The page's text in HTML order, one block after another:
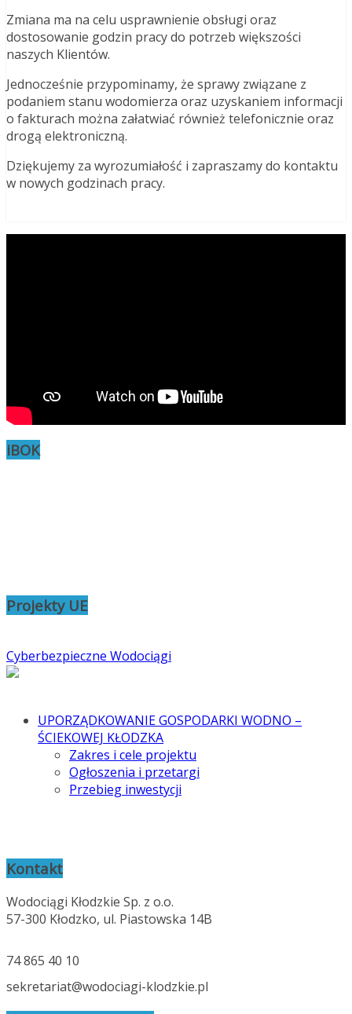
Zmiana ma na celu usprawnienie obsługi oraz
dostosowanie godzin pracy do potrzeb większości
naszych Klientów.
Jednocześnie przypominamy, że sprawy związane z
podaniem stanu wodomierza oraz uzyskaniem informacji
o fakturach można załatwiać również telefonicznie oraz
drogą elektroniczną.
Dziękujemy za wyrozumiałość i zapraszamy do kontaktu
w nowych godzinach pracy.
iBOK
Projekty UE
Cyberbezpieczne Wodociągi
UPORZĄDKOWANIE GOSPODARKI WODNO –
ŚCIEKOWEJ KŁODZKA
Zakres i cele projektu
Ogłoszenia i przetargi
Przebieg inwestycji
Kontakt
Wodociągi Kłodzkie Sp. z o.o.
57-300 Kłodzko, ul. Piastowska 14B
74 865 40 10
sekretariat@wodociagi-klodzkie.pl